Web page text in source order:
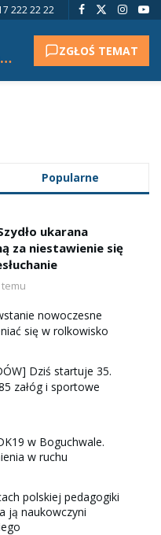
222 22 22
Nie udało się pobrać tytułu. ZGŁOŚ TEMAT
Popularne
ukarana
za niestawienie się
nowoczesne
się w rolkowisko
Dziś startuje 35.
załóg i sportowe
w Boguchwale.
w ruchu
polskiej pedagogiki
ją naukowczyni